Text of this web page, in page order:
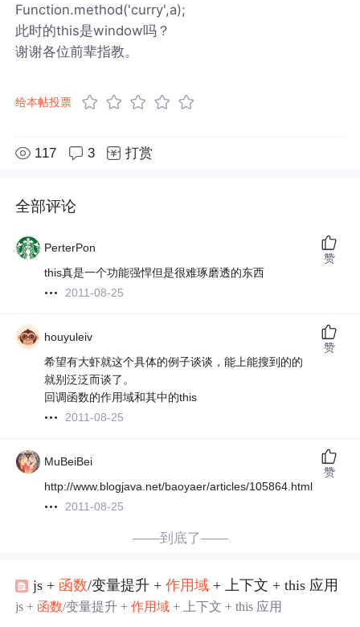
Function.method('curry',a);
此时的this是window吗？
谢谢各位前辈指教。
给本帖投票
117 3 打赏
全部评论
PerterPon
this真是一个功能强悍但是很难琢磨透的东西
2011-08-25
赞
houyuleiv
希望有大虾就这个具体的例子谈谈，能上能搜到的的
就别泛泛而谈了。
回调函数的作用域和其中的this
2011-08-25
赞
MuBeiBei
http://www.blogjava.net/baoyaer/articles/105864.html
2011-08-25
赞
——到底了——
js + 函数/变量提升 +作用域 + 上下文 + this 应用
js + 函数/变量提升 +作用域 + 上下文 + this 应用